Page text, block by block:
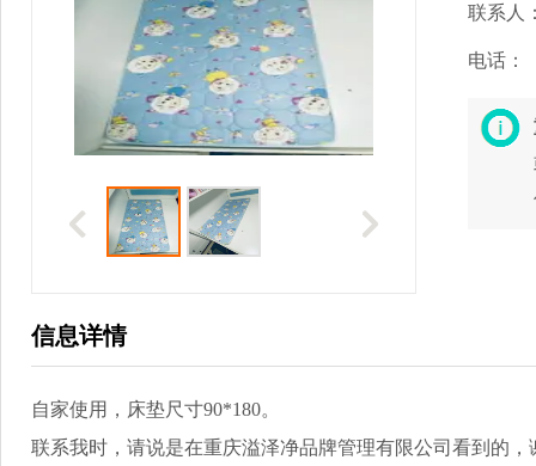
联系人
电话：
信息详情
自家使用，床垫尺寸90*180。
联系我时，请说是在重庆溢泽净品牌管理有限公司看到的，